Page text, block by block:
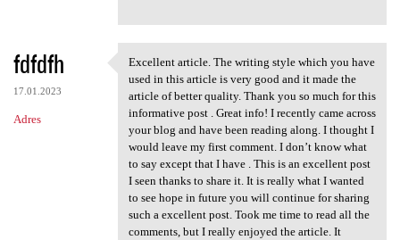
fdfdfh
17.01.2023
Adres
Excellent article. The
Excellent article. The writing style which you have
used in this article is very good and it made the
article of better quality. Thank you so much for this
informative post . Great info! I recently came across
your blog and have been reading along. I thought I
would leave my first comment. I don’t know what
to say except that I have . This is an excellent post
I seen thanks to share it. It is really what I wanted
to see hope in future you will continue for sharing
such a excellent post. Took me time to read all the
comments, but I really enjoyed the article. It